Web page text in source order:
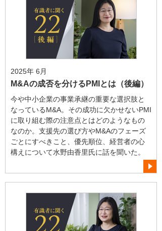
2025年 6月
M&Aの成否を分けるPMIとは（後編）
今や中小企業の事業承継の重要な選択肢と
なっているM&A。その成功に欠かせないPMI
に取り組む際の注意点とはどのようなもの
なのか。支援先の選び方やM&Aのフェーズ
ごとにすべきこと、優先順位、経営者の心
構えについて水野由香里氏に話を聞いた。